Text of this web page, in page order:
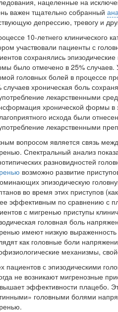
наце­ленные на
важен тщательно собран­ный
депрессию, тревогу и
10-летнего клинического
участво­вали пациенты с
сохранялись
было отмечено в 25% случаев.
головных болей в процессе
случаев хроническая боль
лекарственными
хронической формы в
исхода были
лекарственными
вопросом является связь
Спектральный анализ
раз­новидностей
возможно развитие
эпизодическую
во время этих приступов
эффективным по срав­нению с
с мигренью приступы
головная боль
имеют низкую
как головные боли
механизмы,
пациентов с эпизодическими
не возникают мигренозные
эффективности плацебо.
головными болями